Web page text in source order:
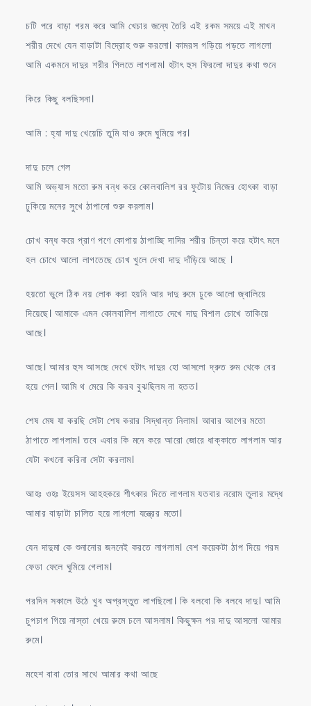
চটি পরে বাড়া গরম করে আমি খেচার জন্যে তৈরি এই রকম সময়ে এই মাখন
শরীর দেখে যেন বাড়াটা বিদ্রোহ শুরু করলো। কামরস গড়িয়ে পড়তে লাগলো
আমি একমনে দাদুর শরীর গিলতে লাগলাম। হটাৎ হুস ফিরলো দাদুর কথা শুনে
কিরে কিছু বলছিসনা।
আমি : হ্যা দাদু খেয়েচি তুমি যাও রুমে ঘুমিয়ে পর।
দাদু চলে গেল
আমি অভ্যাস মতো রুম বন্ধ করে কোলবালিশ রর ফুটোয় নিজের হোৎকা বাড়া
ঢুকিয়ে মনের সুখে ঠাপানো শুরু করলাম।
চোখ বন্ধ করে প্রাণ পণে কোপায় ঠাপাচ্ছি দাদির শরীর চিন্তা করে হটাৎ মনে
হল চোখে আলো লাগতেছে চোখ খুলে দেখা দাদু দাঁড়িয়ে আছে ।
হয়তো ভুলে ঠিক নয় লোক করা হয়নি আর দাদু রুমে ঢুকে আলো জ্বালিয়ে
দিয়েছে। আমাকে এমন কোলবালিশ লাগাতে দেখে দাদু বিশাল চোখে তাকিয়ে
আছে।
আছে। আমার হুস আসছে দেখে হটাৎ দাদুর হো আসলো দ্রুত রুম থেকে বের
হয়ে গেল। আমি থ মেরে কি করব বুঝছিলম না হতত।
শেষ মেষ যা করছি সেটা শেষ করার সিদ্ধান্ত নিলাম। আবার আগের মতো
ঠাপাতে লাগলাম। তবে এবার কি মনে করে আরো জোরে ধাক্কাতে লাগলাম আর
যেটা কখনো করিনা সেটা করলাম।
আহঃ ওহঃ ইয়েসস আহহকরে শীৎকার দিতে লাগলাম যতবার নরোম তুলার মদ্ধে
আমার বাড়াটা চালিত হয়ে লাগলো যন্ত্রের মতো।
যেন দাদুমা কে শুনানোর জননেই করতে লাগলাম। বেশ কয়েকটা ঠাপ দিয়ে গরম
ফেডা ফেলে ঘুমিয়ে গেলাম।
পরদিন সকালে উঠে খুব অপ্রস্তুত লাগছিলো। কি বলবো কি বলবে দাদু। আমি
চুপচাপ গিয়ে নাস্তা খেয়ে রুমে চলে আসলাম। কিছুক্ষন পর দাদু আসলো আমার
রুমে।
মহেশ বাবা তোর সাথে আমার কথা আছে